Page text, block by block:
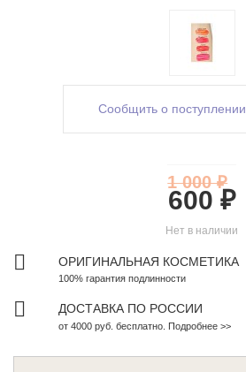
Сообщить о поступлении
Нет в наличии
600 ₽
1 000 ₽
ОРИГИНАЛЬНАЯ КОСМЕТИКА
100% гарантия подлинности
ДОСТАВКА ПО РОССИИ
от 4000 руб. бесплатно. Подробнее >>